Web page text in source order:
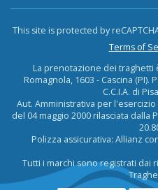
This site is protected by
Terms of
La prenotazione dei traghetti
Romagnola, 1603 - Cascina (PI).
C.C.I.A. di
Aut. Amministrativa per
del 04 maggio 2000 rilasciata dalla
Polizza assicurativa: Allianz
Tutti i marchi sono registrati dai